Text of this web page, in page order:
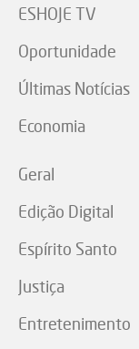
ESHOJE TV
Oportunidade
Últimas Notícias
Economia
Geral
Edição Digital
Espírito Santo
Justiça
Entretenimento